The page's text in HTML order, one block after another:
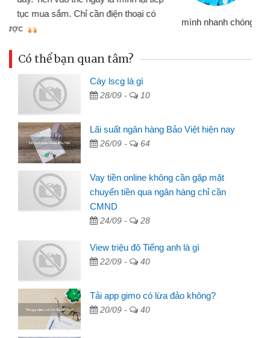
đã giải quyết được công việc của
Có thể bạn quan tâm?
Cày lscg là gì
28/09 - 10
Lãi suất ngân hàng Bảo Việt hiện nay
26/09 - 64
Vay tiền online không cần gặp mặt
chuyển tiền qua ngân hàng chỉ cần
CMND
24/09 - 28
View triệu đô Tiếng anh là gì
22/09 - 40
Tải app gimo có lừa đảo không?
20/09 - 40